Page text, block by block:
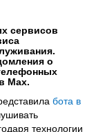
сервисов
о
Max.
бота в
технологии